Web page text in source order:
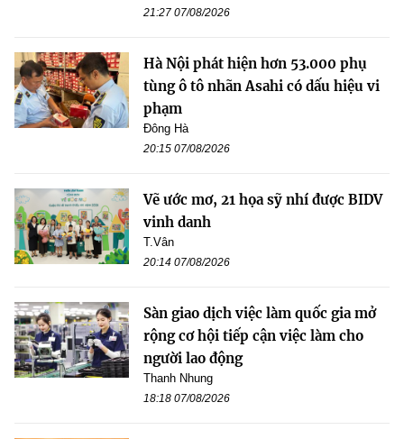
21:27 07/08/2026
Hà Nội phát hiện hơn 53.000 phụ
tùng ô tô nhãn Asahi có dấu hiệu vi
phạm
Đông Hà
20:15 07/08/2026
Vẽ ước mơ, 21 họa sỹ nhí được BIDV
vinh danh
T.Vân
20:14 07/08/2026
Sàn giao dịch việc làm quốc gia mở
rộng cơ hội tiếp cận việc làm cho
người lao động
Thanh Nhung
18:18 07/08/2026